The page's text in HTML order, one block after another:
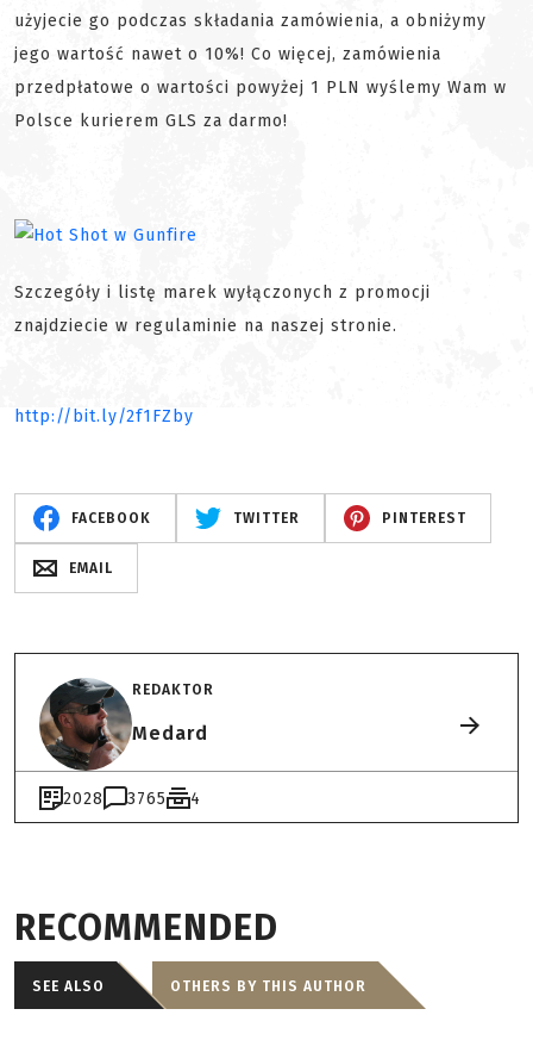
użyjecie go podczas składania zamówienia, a obniżymy
jego wartość nawet o 10%! Co więcej, zamówienia
przedpłatowe o wartości powyżej 1 PLN wyślemy Wam w
Polsce kurierem GLS za darmo!
Szczegóły i listę marek wyłączonych z promocji
znajdziecie w regulaminie na naszej stronie.
http://bit.ly/2f1FZby
FACEBOOK TWITTER PINTEREST
EMAIL
REDAKTOR
Medard
2028 3765 4
RECOMMENDED
SEE ALSO OTHERS BY THIS AUTHOR